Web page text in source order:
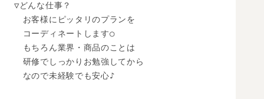
▽どんな仕事？
お客様にピッタリのプランを
コーディネートします○
もちろん業界・商品のことは
研修でしっかりお勉強してから
なので未経験でも安心♪